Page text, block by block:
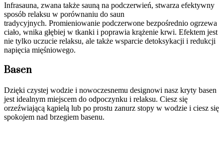
Infrasauna, zwana także sauną na podczerwień, stwarza efektywny
sposób relaksu w porównaniu do saun
tradycyjnych. Promieniowanie podczerwone bezpośrednio ogrzewa
ciało, wnika głębiej w tkanki i poprawia krążenie krwi. Efektem jest
nie tylko uczucie relaksu, ale także wsparcie detoksykacji i redukcji
napięcia mięśniowego.
Basen
Dzięki czystej wodzie i nowoczesnemu designowi nasz kryty basen
jest idealnym miejscem do odpoczynku i relaksu. Ciesz się
orzeźwiającą kąpielą lub po prostu zanurz stopy w wodzie i ciesz się
spokojem nad brzegiem basenu.